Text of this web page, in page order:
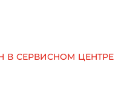
сервисном центре